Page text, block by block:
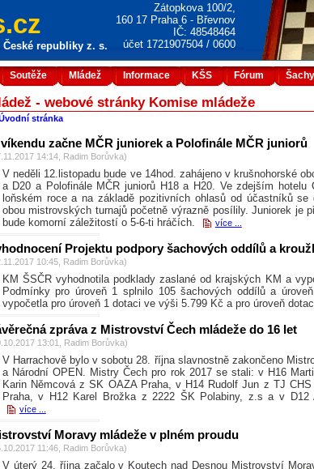
České republiky z. s.
Zátopkova 100/2,
160 17 Praha 6 - Břevnov
IČ: 48548464
účet 1721907504 / 0600
Soutěže Mládež Informace KŠS Fórum
- webové stránky Komise mládeže
stránka
začne MČR juniorek a Polofinále MČR juniorů
14:14, Radim Borůvka)
V neděli 12.listopadu bude ve 14hod. zahájeno v krušnohorské
a D20 a Polofinále MČR juniorů H18 a H20. Ve zdejším
loňském roce a na základě pozitivních ohlasů od účastníků
obou mistrovských turnajů početně výrazně posílily. Juniorek je
bude komorní záležitostí o 5-6-ti hráčích.
více ...
Projektu podpory šachových oddílů a
10:45, Radim Borůvka)
KM ŠSČR vyhodnotila podklady zaslané od krajských KM a
Podmínky pro úroveň 1 splnilo 105 šachových oddílů a
vypočetla pro úroveň 1 dotaci ve výši 5.799 Kč a pro úroveň
zpráva z Mistrovství Čech mládeže do 16 let
13:01, Radim Borůvka)
V Harrachově bylo v sobotu 28. října slavnostně zakončeno
a Národní OPEN. Mistry Čech pro rok 2017 se stali: v H16
Karin Němcová z SK OAZA Praha, v H14 Rudolf Jun z TJ
Praha, v H12 Karel Brožka z 2222 ŠK Polabiny, z.s a v D12
více ...
Moravy mládeže v plném proudu
11:46, Radim Borůvka)
V úterý 24. října začalo v Koutech nad Desnou Mistrovství